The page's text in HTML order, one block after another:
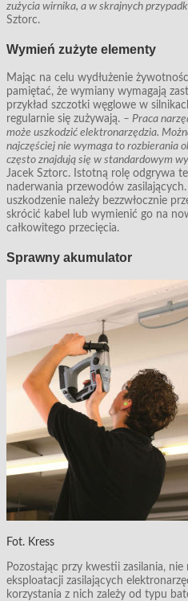
zużycia wirnika, a w skrajnych
Sztorc.
Wymień zużyte elementy
Mając na celu wydłużenie
pamiętać, że wymiany wymagają
przykład szczotki węglowe w
regularnie się zużywają. – Praca
może uszkodzić elektronarzędzia.
najczęściej nie wymaga to rozbierania
często znajdują się w standardowym
Jacek Sztorc. Istotną rolę odgrywa
naderwania przewodów
uszkodzenie należy bezzwłocznie
skrócić kabel lub wymienić go na
całkowitego przecięcia.
Sprawny akumulator
Fot. Kress
Pozostając przy kwestii zasilania,
eksploatacji zasilających
korzystania z nich zależy od typu